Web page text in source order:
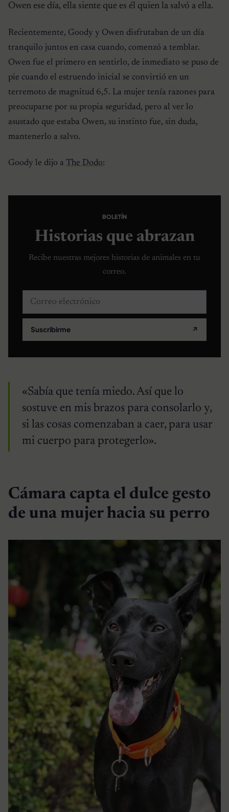
Owen ese día, ella siente que es él quien la salvó a ella.
Recientemente, Goody y Owen disfrutaban de un día
tranquilo juntos en casa cuando, comenzó a temblar.
Owen fue el primero en sentirlo, de inmediato se puso de
pie cuando el estruendo inicial se convirtió en un
terremoto de magnitud 6,5. La mujer tenía razones para
preocuparse por su propia seguridad, pero al ver lo
asustado que estaba Owen, su instinto fue, sin duda,
mantenerlo a salvo.
Goody le dijo a The Dodo:
BOLETÍN
Historias que abrazan
Recibe nuestras mejores historias de animales en tu
correo.
Correo electrónico
Suscribirme ↗
«Sabía que tenía miedo. Así que lo
sostuve en mis brazos para consolarlo y,
si las cosas comenzaban a caer, para usar
mi cuerpo para protegerlo».
Cámara capta el dulce gesto
de una mujer hacia su perro